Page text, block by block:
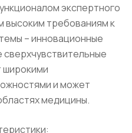
экспертного
требованиям к
– инновационные
широкими
и может
медицины.